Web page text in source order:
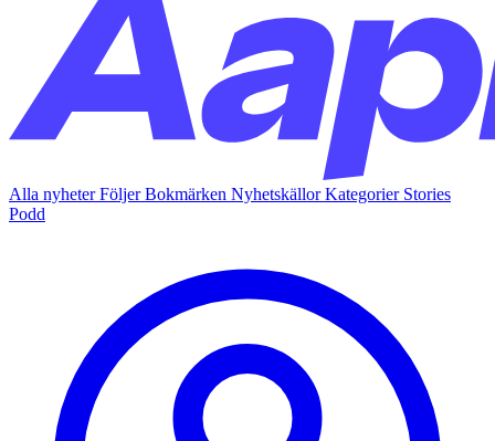
Alla nyheterFöljerBokmärken NyhetskällorKategorier Stories
Podd